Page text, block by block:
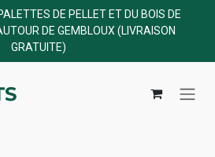
DE PELLET ET DU BOIS DE
DE GEMBLOUX (LIVRAISON
GRATUITE)